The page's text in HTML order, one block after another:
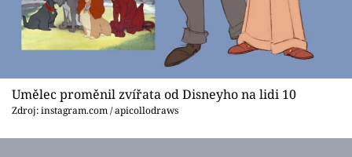
Umělec proměnil zvířata od Disneyho na lidi 10
Zdroj: instagram.com / apicollodraws